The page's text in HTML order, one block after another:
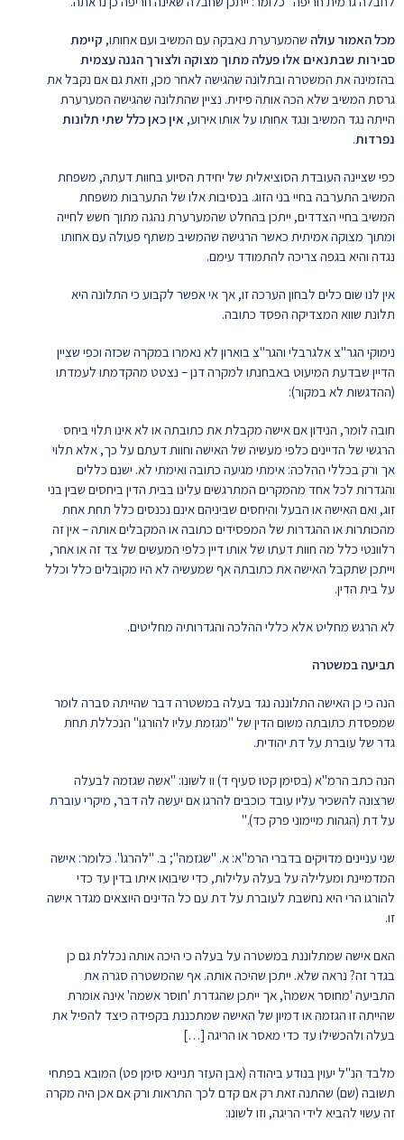
מכל האמור עולה שהמערערת נאבקה עם המשיב ועם אחותו, קיימת
סבירות שבתנאים אלו פעלה מתוך מצוקה ולצורך הגנה עצמית
בהזמינה את המשטרה ובתלונה שהגישה לאחר מכן, וזאת גם אם נקבל את
גרסת המשיב שלא הכה אותה פיזית. נציין שהתלונה שהגישה המערערת
הייתה נגד המשיב ונגד אחותו על אותו אירוע, אין כאן כלל שתי תלונות
נפרדות.
כפי שציינה העובדת הסוציאלית של יחידת הסיוע בחוות דעתה, משפחת
המשיב התערבה בחיי בני הזוג. בנסיבות אלו של התערבות משפחת
המשיב בחיי הצדדים, ייתכן בהחלט שהמערערת נהגה מתוך חשש לחייה
ומתוך מצוקה אמיתית כאשר הרגישה שהמשיב משתף פעולה עם אחותו
נגדה והיא בגפה צריכה להתמודד עימם.
אין לנו שום כלים לבחון הערכה זו, אך אי אפשר לקבוע כי התלונה היא
תלונת שווא המצדיקה הפסד כתובה.
נימוקי הגר"צ אלגרבלי והגר"צ בוארון לא נאמרו במקרה שכזה וכפי שציין
הדיין שבדעת המיעוט באבחנתו למקרה דנן – נצטט מהקדמתו לעמדתו
(ההדגשות לא במקור):
חובה לומר, הנידון אם אישה מקבלת את כתובתה או לא אינו תלוי ביחס
הרגשי של הדיינים כלפי מעשיה של האישה וחוות דעתם על כך, אלא תלוי
אך ורק בכללי ההלכה: אימתי מגיעה כתובה ואימתי לא. ישנם כללים
והגדרות לכל אחד מהמקרים המתרגשים עלינו בבית הדין ביחסים שבין בני
זוג, ואם האישה או הבעל והיחסים שביניהם אינם נכנסים כלל תחת אחת
מהכותרות או ההגדרות של המפסידים כתובה או המקבלים אותה – אין זה
רלוונטי כלל מה חוות דעתו של אותו דיין כלפי המעשים של צד זה או אחר,
וייתכן שתקבל האישה את כתובתה אף שמעשיה לא היו מקובלים כלל וכלל
על בית הדין.
לא הרגש מחליט אלא כללי ההלכה והגדרותיה מחליטים.
תביעה במשטרה
הנה כי כן האישה התלוננה נגד בעלה במשטרה דבר שהייתה סברה לומר
שמפסדת כתובתה משום הדין של "מגזמת עליו להורגו" הנכללת תחת
גדר של עוברת על דת יהודית.
הנה כתב הרמ"א (בסימן קטו סעיף ד) וו לשונו: "אשה שגזמה לבעלה
שרצונה להשכיר עליו עובד כוכבים להרגו אם יעשה לה דבר, מיקרי עוברת
על דת (הגהות מיימוני פרק כד)."
שני עניינים מדויקים בדברי הרמ"א: א. "שגזמה"; ב. "להרגו". כלומר: אישה
המדמיינת ומעלילה על בעלה עלילות, כדי שיבואו איתו בדין עד כדי
להורגו הרי היא נחשבת לעוברת על דת עם כל הדינים היוצאים מגדר אישה
זו.
האם אישה שמתלוננת במשטרה על בעלה כי היכה אותה נכללת גם כן
בגדר זה? נראה שלא. ייתכן שהיכה אותה. אף שהמשטרה סגרה את
התביעה 'מחוסר אשמה', אך ייתכן שהגדרת 'חוסר אשמה' אינה אומרת
שהייתה זו הגזמה או דמיון של האישה שמתכננת בקפידה כיצד להפיל את
בעלה ולהכשילו עד כדי מאסר או הריגה […]
מלבד הנ"ל יעוין בנודע ביהודה (אבן העזר תניינא סימן פט) המובא בפתחי
תשובה (שם) שהתנה זאת רק אם קדם לכך התראות ורק אם אכן היה מקרה
זה עשוי להביא לידי הריגה, וזו לשונו: